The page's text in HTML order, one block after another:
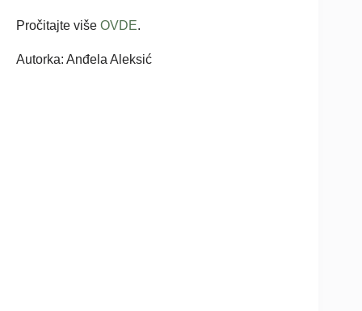
Pročitajte više OVDE.
Autorka: Anđela Aleksić